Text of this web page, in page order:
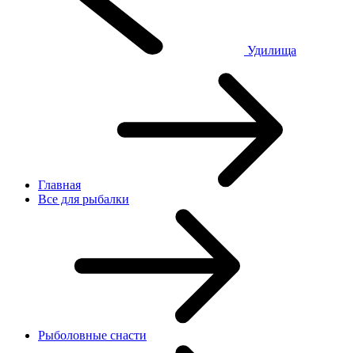
Удилища
Главная
Все для рыбалки
Рыболовные снасти